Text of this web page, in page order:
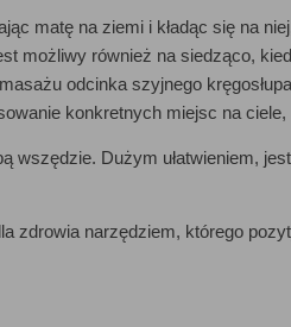
matę na ziemi i kładąc się na
możliwy również na siedząco,
odcinka szyjnego
konkretnych miejsc na
wszędzie. Dużym ułatwieniem,
zdrowia narzędziem, którego